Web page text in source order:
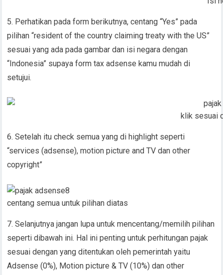
5. Perhatikan pada form berikutnya, centang “Yes” pada
pilihan “resident of the country claiming treaty with the US”
sesuai yang ada pada gambar dan isi negara dengan
“Indonesia” supaya form tax adsense kamu mudah di
setujui.
klik sesuai
6. Setelah itu check semua yang di highlight seperti
“services (adsense), motion picture and TV dan other
copyright”
centang semua untuk pilihan diatas
7. Selanjutnya jangan lupa untuk mencentang/memilih pilihan
seperti dibawah ini. Hal ini penting untuk perhitungan pajak
sesuai dengan yang ditentukan oleh pemerintah yaitu
Adsense (0%), Motion picture & TV (10%) dan other